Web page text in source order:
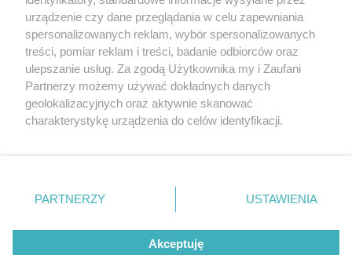
tzn. bez właściwej zgody, jest zabronione pod groźbą kary i może być
ścigane prawnie.
© 2026 Grupa ZPR Media
urządzenie czy dane przeglądania w celu zapewniania
spersonalizowanych reklam, wybór spersonalizowanych
treści, pomiar reklam i treści, badanie odbiorców oraz
ulepszanie usług. Za zgodą Użytkownika my i Zaufani
Partnerzy możemy używać dokładnych danych
geolokalizacyjnych oraz aktywnie skanować
charakterystykę urządzenia do celów identyfikacji.
zmienić/wycofać klikając przycisk ustawień prywatności
znajdujący się w lewym dolnym rogu strony
rodzaje przetwarzania danych nie wymagają zgody
użytkownika, ale masz prawo sprzeciwić się takiemu
PARTNERZY USTAWIENIA
Akceptuję